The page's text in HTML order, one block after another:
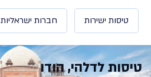
טיסות ישירות חברות ישראליות
טיסות לדלהי, הודו